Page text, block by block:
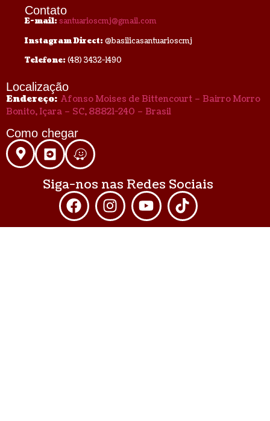
Contato
E-mail: santuarioscmj@gmail.com
Instagram Direct: @basilicasantuarioscmj
Telefone: (48) 3432-1490
Localização
Endereço: Afonso Moises de Bittencourt – Bairro Morro
Bonito, Içara – SC, 88821-240 – Brasil
Como chegar
Siga-nos nas Redes Sociais